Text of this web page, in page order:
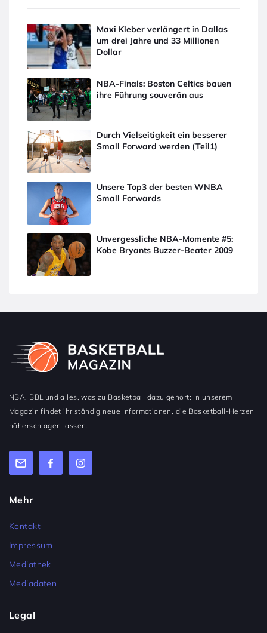
Maxi Kleber verlängert in Dallas
um drei Jahre und 33 Millionen
Dollar
NBA-Finals: Boston Celtics bauen
ihre Führung souverän aus
Durch Vielseitigkeit ein besserer
Small Forward werden (Teil1)
Unsere Top3 der besten WNBA
Small Forwards
Unvergessliche NBA-Momente #5:
Kobe Bryants Buzzer-Beater 2009
NBA, BBL und alles, was zu Basketball dazu gehört: In unserem
Magazin findet ihr ständig neue Informationen, die Basketball-Herzen
höherschlagen lassen.
Mehr
Kontakt
Impressum
Mediathek
Mediadaten
Legal